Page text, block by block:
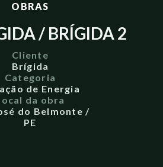
OBRAS
/ BRÍGIDA 2
Cliente
Brígida
Categoria
de Energia
da obra
do Belmonte /
PE